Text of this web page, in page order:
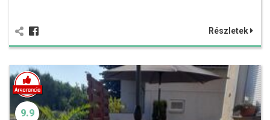
Részletek
9.9